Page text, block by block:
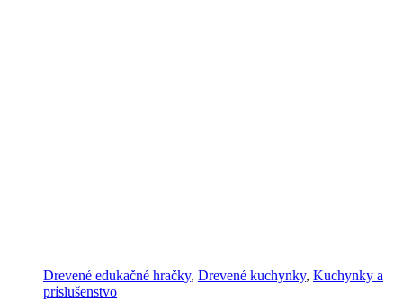
Drevené edukačné hračky, Drevené kuchynky, Kuchynky a
príslušenstvo